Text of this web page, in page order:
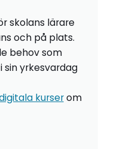
skolans lärare
och på plats.
behov som
sin yrkesvardag
kurserom